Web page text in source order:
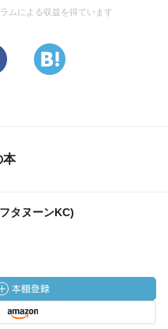
。最高のラストだった！
くり進んでほしいときに
ものなんだろう」
ムによる収益を得ています
本
タヌーンKC)